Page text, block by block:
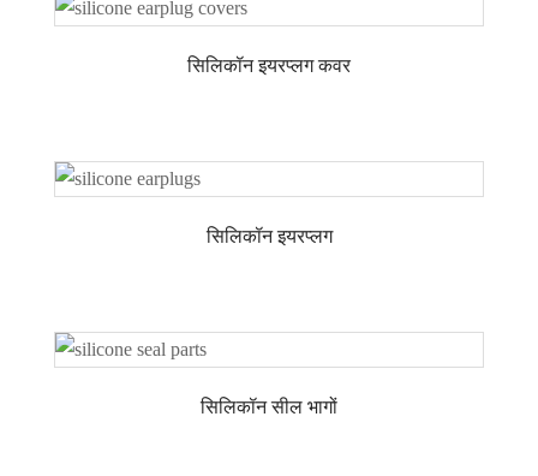
सिलिकॉन इयरप्लग कवर
सिलिकॉन इयरप्लग
सिलिकॉन सील भागों